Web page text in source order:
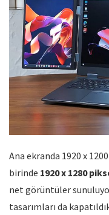
Ana ekranda 1920 x 1200
birinde 1920 x 1280
net görüntüler
tasarımları da